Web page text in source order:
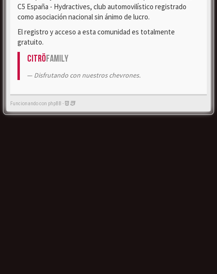
C5 España - Hydractives, club automovilístico registrado
como asociación nacional sin ánimo de lucro.
El registro y acceso a esta comunidad es totalmente
gratuito.
CitröFamily
Disfrutando con nuestros chevrones.
Funcionando con phpBB -